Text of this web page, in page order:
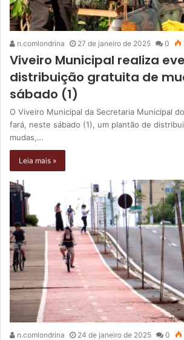
n.comlondrina 27 de janeiro de 2025 0
Viveiro Municipal realiza
distribuição gratuita de
sábado (1)
O Viveiro Municipal da Secretaria Municipal
fará, neste sábado (1), um plantão de
mudas,…
Leia mais »
n.comlondrina 24 de janeiro de 2025 0